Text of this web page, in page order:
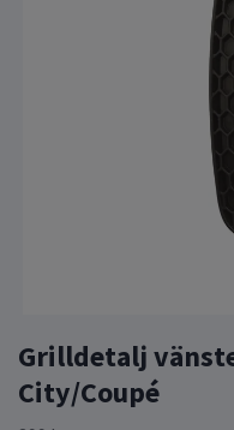
Grilldetalj
City/Coupé